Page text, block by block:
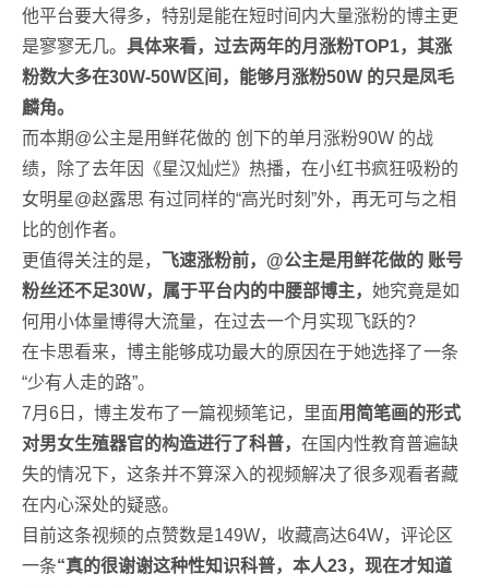
他平台要大得多，特别是能在短时间内大量涨粉的博主更
是寥寥无几。 具体来看，过去两年的月涨粉TOP1，其涨
粉数大多在30W-50W区间，能够月涨粉50W 的只是凤毛
麟角。
而本期@公主是用鲜花做的 创下的单月涨粉90W 的战
绩，除了去年因《星汉灿烂》热播，在小红书疯狂吸粉的
女明星@赵露思 有过同样的“高光时刻”外，再无可与之相
比的创作者。
更值得关注的是， 飞速涨粉前，@公主是用鲜花做的 账号
粉丝还不足30W，属于平台内的中腰部博主， 她究竟是如
何用小体量博得大流量，在过去一个月实现飞跃的?
在卡思看来，博主能够成功最大的原因在于她选择了一条
“少有人走的路”。
7月6日，博主发布了一篇视频笔记，里面用简笔画的形式
对男女生殖器官的构造进行了科普， 在国内性教育普遍缺
失的情况下，这条并不算深入的视频解决了很多观看者藏
在内心深处的疑惑。
目前这条视频的点赞数是149W，收藏高达64W，评论区
一条“真的很谢谢这种性知识科普，本人23，现在才知道